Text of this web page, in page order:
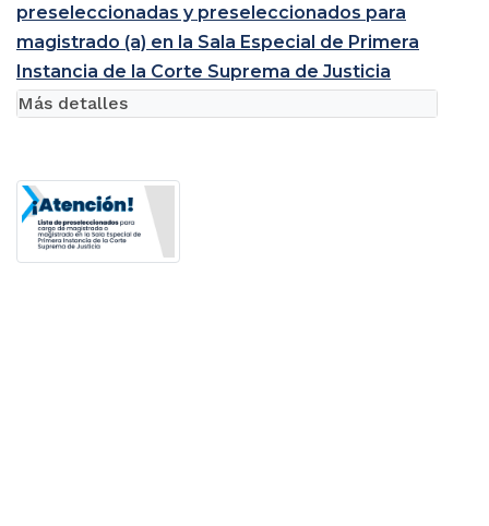
preseleccionadas y preseleccionados para
magistrado (a) en la Sala Especial de Primera
Instancia de la Corte Suprema de Justicia
Más detalles